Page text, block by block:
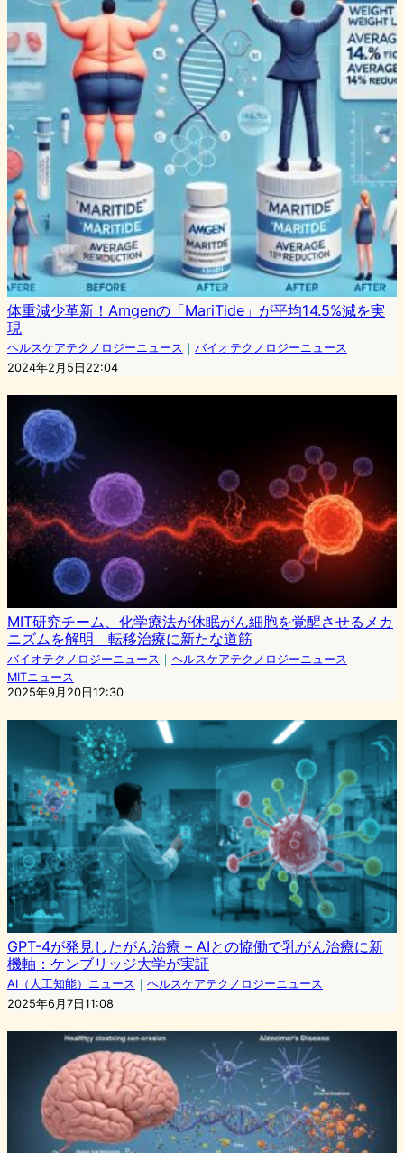
体重減少革新！Amgenの「MariTide」が平均14.5%減を実
現
ヘルスケアテクノロジーニュース ｜ バイオテクノロジーニュース
2024年2月5日22:04
MIT研究チーム、化学療法が休眠がん細胞を覚醒させるメカ
ニズムを解明 転移治療に新たな道筋
バイオテクノロジーニュース ｜ ヘルスケアテクノロジーニュース
MITニュース
2025年9月20日12:30
GPT-4が発見したがん治療 – AIとの協働で乳がん治療に新
機軸：ケンブリッジ大学が実証
AI（人工知能）ニュース ｜ ヘルスケアテクノロジーニュース
2025年6月7日11:08